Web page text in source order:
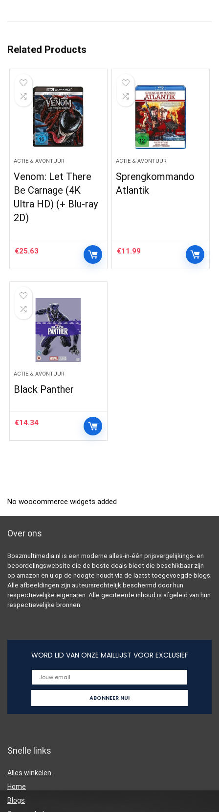
Related Products
ACTIE & AVONTUUR
Venom: Let There
Be Carnage (4K
Ultra HD) (+ Blu-ray
2D)
€25.63
ACTIE & AVONTUUR
Sprengkommando
Atlantik
€11.99
ACTIE & AVONTUUR
Black Panther
€14.34
No woocommerce widgets added
Over ons
Boazmultimedia.nl is een moderne alles-in-één prijsvergelijkings- en
beoordelingswebsite die de beste deals biedt die beschikbaar zijn
op amazon en u op de hoogte houdt via de laatst toegevoegde blogs.
Alle afbeeldingen zijn auteursrechtelijk beschermd door hun
respectievelijke eigenaren. Alle geciteerde inhoud is afgeleid van hun
respectievelijke bronnen.
WORD LID VAN ONZE MAILLIJST VOOR EXCLUSIEF
Snelle links
Alles winkelen
Home
Blogs